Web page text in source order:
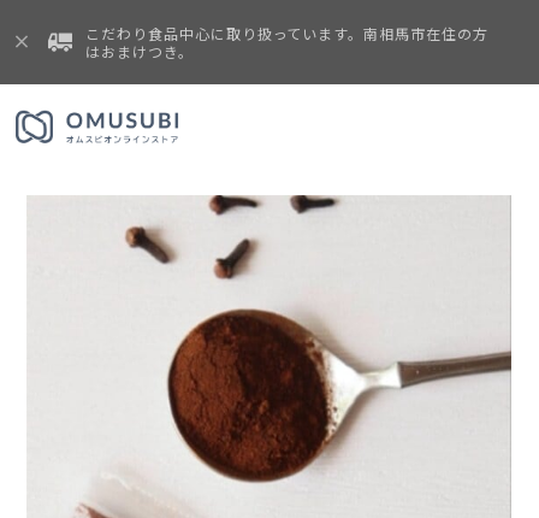
こだわり食品中心に取り扱っています。南相馬市在住の方
はおまけつき。